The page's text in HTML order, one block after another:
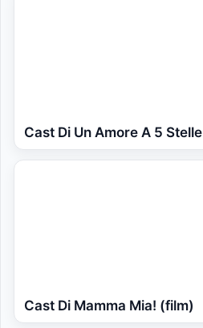
Cast Di Un Amore A 5 Stelle
Cast Di Mamma Mia! (film)